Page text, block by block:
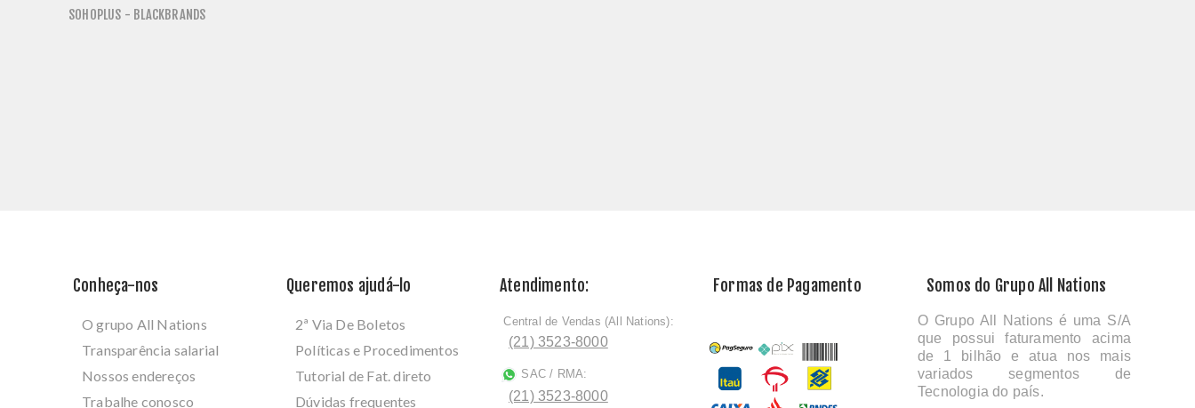
SOHOPLUS - BLACKBRANDS
Conheça-nos
O grupo All Nations
Transparência salarial
Nossos endereços
Trabalhe conosco
Queremos ajudá-lo
2ª Via De Boletos
Políticas e Procedimentos
Tutorial de Fat. direto
Dúvidas frequentes
Atendimento:
ﾠCentral de Vendas (All Nations):
(21) 3523-8000
SAC / RMA:
(21) 3523-8000
Formas de Pagamento Somos do Grupo All Nations
O Grupo All Nations é uma S/A
que possui faturamento acima
de 1 bilhão e atua nos mais
variados segmentos de
Tecnologia do país.